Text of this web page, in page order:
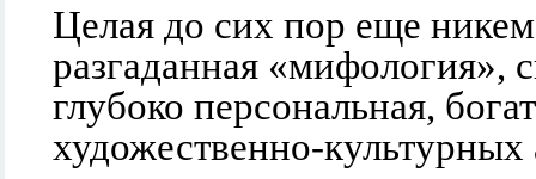
Целая до сих пор еще
разгаданная «мифология»,
глубоко персональная,
художественно-культурных